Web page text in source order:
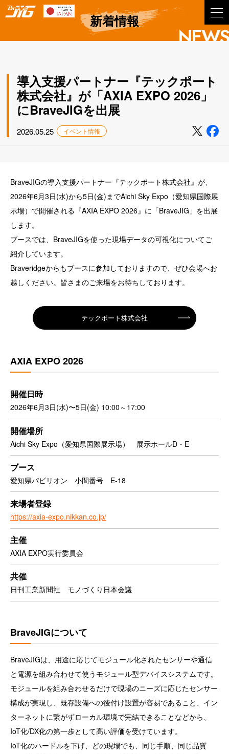
BraveJIG
新着情報
NEWS
導入支援パートナー『テックポート
株式会社』が「AXIA EXPO 2026」
にBraveJIGを出展
2026.05.25 イベント情報
BraveJIGの導入支援パートナー『テックポート株式会社』が、
2026年6月3日(水)から5日(金)までAichi Sky Expo（愛知県国際展
示場）で開催される『AXIA EXPO 2026』に「BraveJIG」を出展
します。
ブースでは、BraveJIGを使った現場データの可視化についてご
紹介しています。
Braveridgeからもブースに参加しておりますので、ぜひ会場へお
越しください。皆さまのご来場をお待ちしております。
テックポート株式会社
AXIA EXPO 2026
開催日時
2026年6月3日(水)〜5日(金) 10:00～17:00
開催場所
Aichi Sky Expo（愛知県国際展示場） 展示ホールD・E
ブース
愛知県パビリオン 小間番号 E-18
来場者登録
https://axia-expo.nikkan.co.jp/
主催
AXIA EXPO実行委員会
共催
日刊工業新聞社 モノづくり日本会議
BraveJIGについて
BraveJIGは、用途に応じてモジュール化されたセンサーや通信
と電源を組み合わせて使うモジュール型デバイスシステムです。
モジュールを組み合わせるだけで現場のニーズに応じたセンサー
構成が実現し、既存設備への後付け設置が容易であること、イン
ターネットに繋がずローカル環境で完結できることなどから、
IoT化/DX化の第一歩として高い評価を受けています。
IoT化のハードルを下げ、どの現場でも、同じ手順、同じ品質